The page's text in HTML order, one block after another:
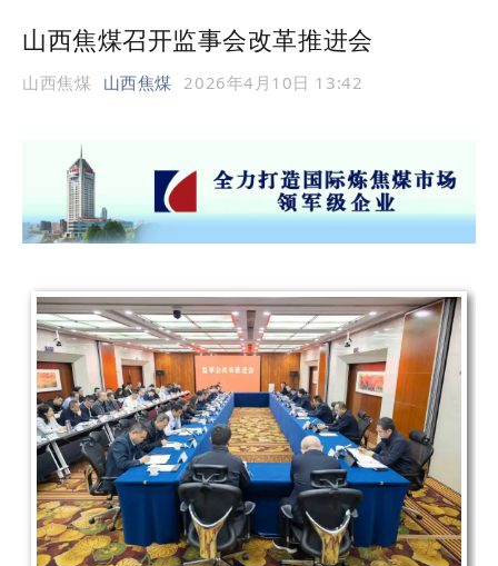
山西焦煤召开监事会改革推进会
山西焦煤 山西焦煤 2026年4月10日 13:42